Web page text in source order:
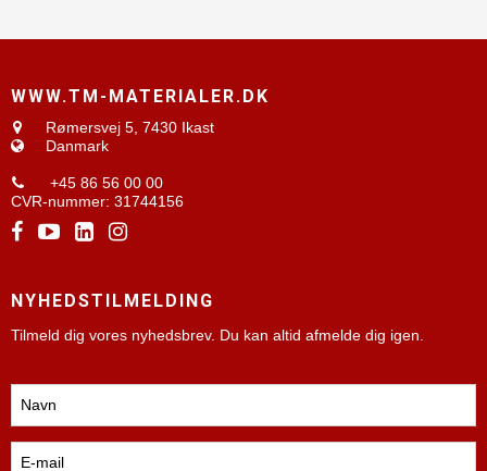
WWW.TM-MATERIALER.DK
Rømersvej 5, 7430 Ikast
Danmark
+45 86 56 00 00
CVR-nummer: 31744156
NYHEDSTILMELDING
Tilmeld dig vores nyhedsbrev. Du kan altid afmelde dig igen.